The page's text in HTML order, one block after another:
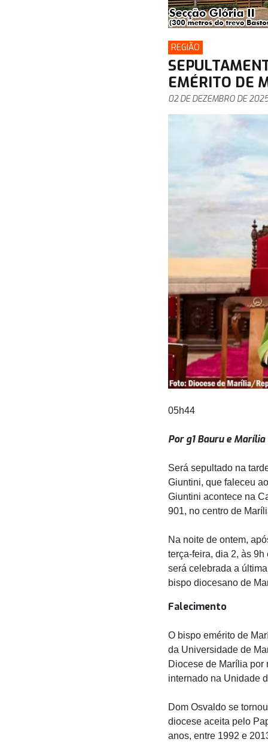
REGIÃO
EMÉRITO DE
02 DE DEZEMBRO DE
05h44
Por g1 Bauru e Marília
Será sepultado na
Giuntini, que faleceu
Giuntini acontece na
901, no centro de
Na noite de ontem,
terça-feira, dia 2, às
será celebrada a
bispo diocesano de
Falecimento
O bispo emérito de
da Universidade de
Diocese de Marília por
internado na Unidade
Dom Osvaldo se
diocese aceita pelo
anos, entre 1992 e